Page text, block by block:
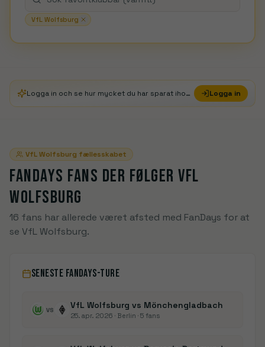
VfL Wolfsburg
Logga in och se hur mycket du har sparat ihop i FanDays Credits Logga in
VfL Wolfsburg fællesskabet
FANDAYS FANS DER FØLGER VFL
WOLFSBURG
16 fans har allerede været afsted med FanDays for at
se VfL Wolfsburg.
SENESTE FANDAYS-TURE
VS VfL Wolfsburg vs Mönchengladbach
25. apr. 2026 · Berlin · 5 fans